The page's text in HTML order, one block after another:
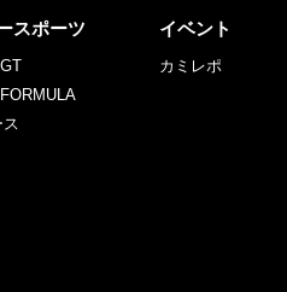
スポーツ
ス
イベント
カミレポ